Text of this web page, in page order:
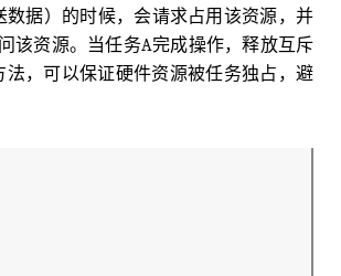
据）的时候，会请求占用该资源，并
该资源。当任务A完成操作，释放互斥
，可以保证硬件资源被任务独占，避